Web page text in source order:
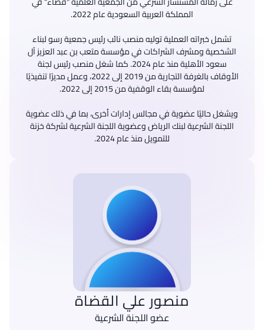
تشمل خبراته العملية توليه منصب نائب رئيس جمعية رسو لبناء
الشخصية ومشرف الشراكات في مؤسسة متعب بن عبد العزيز آل
سعود الأهلية منذ عام 2024. كما شغل منصب رئيس لجنة
الأوقاف بالغرفة التجارية من 2019 إلى 2022، وعمل مديرًا تنفيذيًا
ويشغل حاليًا عضوية في مجالس إدارات أخرى، بما في ذلك عضوية
اللجنة الشرعية لبنك الرياض وعضوية اللجنة الشرعية لشركة خزنة
للتمويل منذ عام 2024.
منصور علي القضاة
عضو اللجنة الشرعية